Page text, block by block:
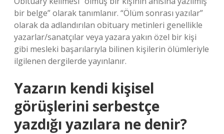
bir belge” olarak tanımlanır. “Ölüm sonrası yazılar”
olarak da adlandırılan obituary metinleri genellikle
yazarlar/sanatçılar veya yazara yakın özel bir kişi
gibi mesleki başarılarıyla bilinen kişilerin ölümleriyle
ilgilenen dergilerde yayınlanır.
Yazarın kendi kişisel
görüşlerini serbestçe
yazdığı yazılara ne denir?